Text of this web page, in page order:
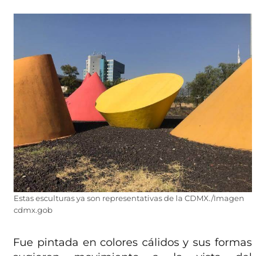
Estas esculturas ya son representativas de la CDMX./Imagen
cdmx.gob
Fue pintada en colores cálidos y sus formas